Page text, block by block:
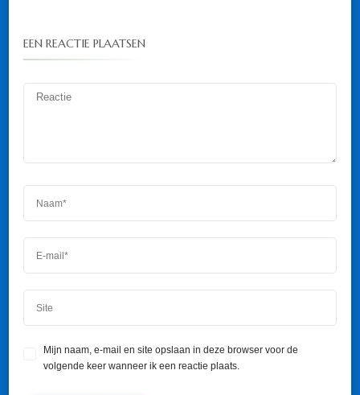
EEN REACTIE PLAATSEN
Mijn naam, e-mail en site opslaan in deze browser voor de
volgende keer wanneer ik een reactie plaats.